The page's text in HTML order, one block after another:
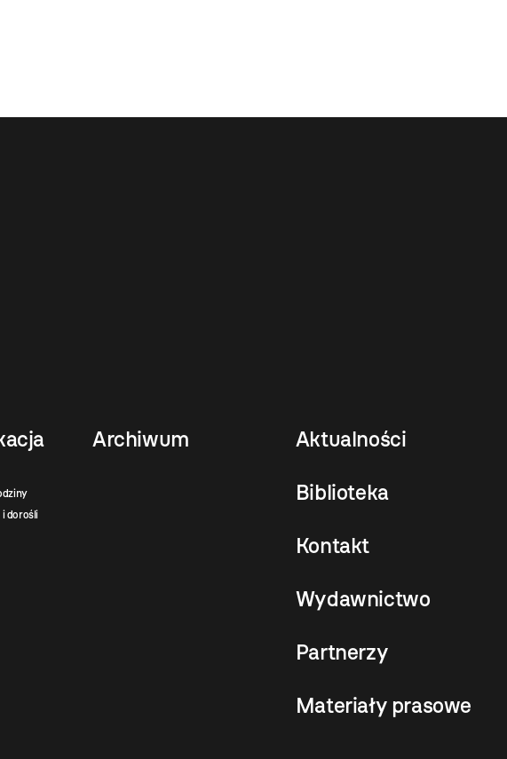
i dorośli
Archiwum Aktualności
Biblioteka
Kontakt
Wydawnictwo
Partnerzy
Materiały prasowe